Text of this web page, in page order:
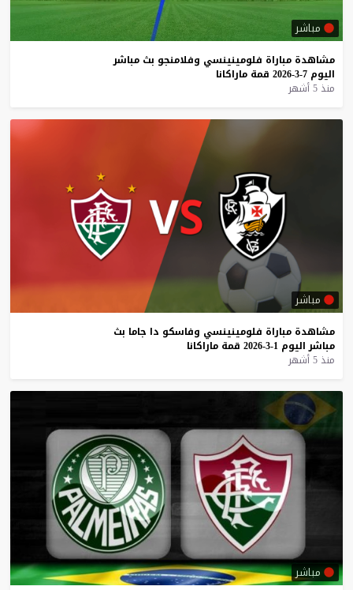
مباشر
مشاهدة مباراة فلومينينسي وفلامنجو بث مباشر
اليوم 7-3-2026 قمة ماراكانا
منذ 5 أشهر
مباشر
مشاهدة مباراة فلومينينسي وفاسكو دا جاما بث
مباشر اليوم 1-3-2026 قمة ماراكانا
منذ 5 أشهر
مباشر